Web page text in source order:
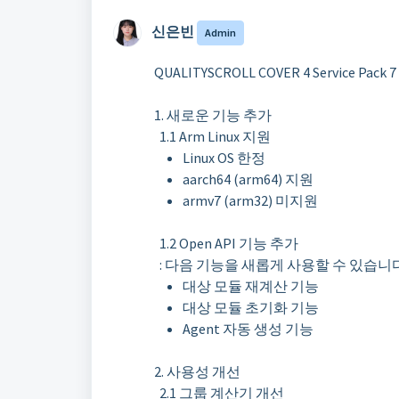
신은빈 ​ Admin
QUALITYSCROLL COVER 4 Service Pack 7
1. 새로운 기능 추가
1.1 Arm Linux 지원
Linux OS 한정
aarch64 (arm64) 지원
armv7 (arm32) 미지원
1.2 Open API 기능 추가
: 다음 기능을 새롭게 사용할 수 있습니
대상 모듈 재계산 기능
대상 모듈 초기화 기능
Agent 자동 생성 기능
2. 사용성 개선
2.1 그룹 계산기 개선